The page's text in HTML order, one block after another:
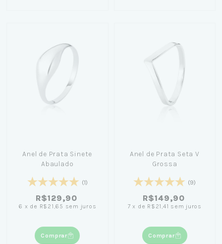
Anel de Prata Sinete
Abaulado
(1)
R$129,90
6 x de R$21,65 sem juros
Comprar
Anel de Prata Seta V
Grossa
(9)
R$149,90
7 x de R$21,41 sem juros
Comprar